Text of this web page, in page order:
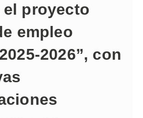
el proyecto
empleo
2026”, con